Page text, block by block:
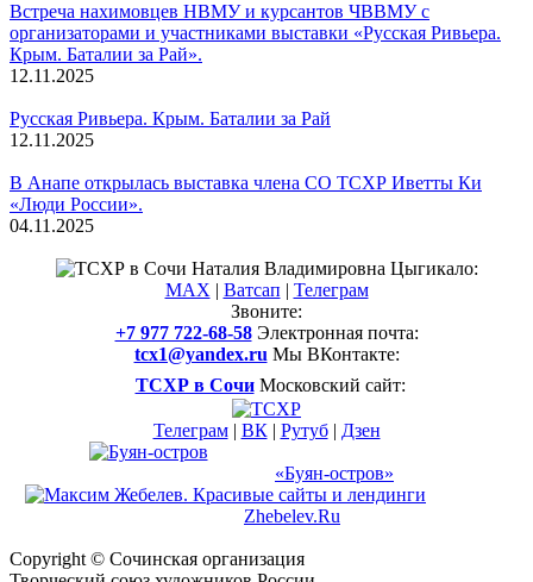
Встреча нахимовцев НВМУ и курсантов ЧВВМУ с
организаторами и участниками выставки «Русская Ривьера.
Крым. Баталии за Рай».
12.11.2025
Русская Ривьера. Крым. Баталии за Рай
12.11.2025
В Анапе открылась выставка члена СО ТСХР Иветты Ки
«Люди России».
04.11.2025
Наталия Владимировна Цыгикало:
MAX | Ватсап | Телеграм
Звоните:
+7 977 722-68-58 Электронная почта:
tcx1@yandex.ru Мы ВКонтакте:
ТСХР в Сочи Московский сайт:
Телеграм| ВК| Рутуб| Дзен
«Буян-остров»
Zhebelev.Ru
Copyright © Сочинская организация